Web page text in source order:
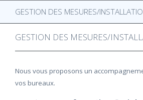
GESTION DES MESURES/
GESTION DES MESURES/
Nous vous proposons un
vos bureaux.